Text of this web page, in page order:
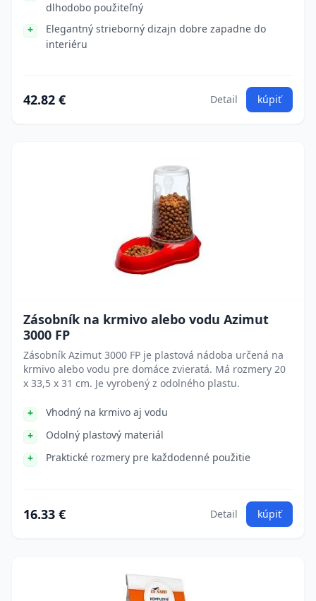
dlhodobo použiteľný
Elegantný strieborný dizajn dobre zapadne do
interiéru
42.82 € Detail kúpiť
Zásobník na krmivo alebo vodu Azimut
3000 FP
Zásobník Azimut 3000 FP je plastová nádoba určená na
krmivo alebo vodu pre domáce zvieratá. Má rozmery 20
x 33,5 x 31 cm. Je vyrobený z odolného plastu.
Vhodný na krmivo aj vodu
Odolný plastový materiál
Praktické rozmery pre každodenné použitie
16.33 € Detail kúpiť